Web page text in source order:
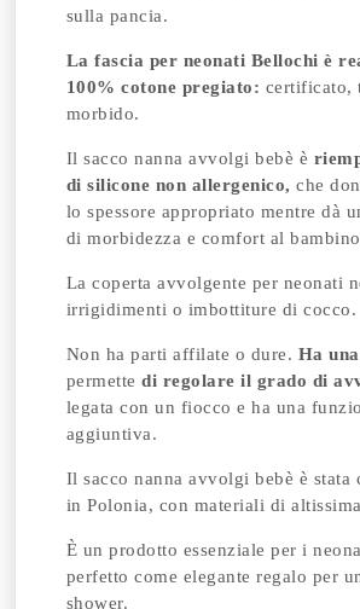
sulla pancia.
La fascia per neonati Bellochi è
100% cotone pregiato: certificato,
morbido.
Il sacco nanna avvolgi bebè è
di silicone non allergenico, che
lo spessore appropriato mentre dà
di morbidezza e comfort al
La coperta avvolgente per neonati
irrigidimenti o imbottiture di cocco.
Non ha parti affilate o dure. Ha
permettedi regolare il grado di
legata con un fiocco e ha una
aggiuntiva.
Il sacco nanna avvolgi bebè è stata
in Polonia, con materiali di
È un prodotto essenziale per i
perfetto come elegante regalo per
shower.